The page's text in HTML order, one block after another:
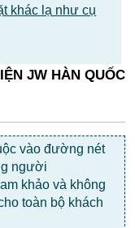
khác lạ như cụ
JW HÀN QUỐC
vào đường nét
người
khảo và không
toàn bộ khách